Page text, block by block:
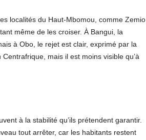
localités du Haut-Mbomou, comme Zemio
même de les croiser. À Bangui, la
à Obo, le rejet est clair, exprimé par la
mais il est moins visible qu’à
à la stabilité qu’ils prétendent garantir.
tout arrêter, car les habitants restent